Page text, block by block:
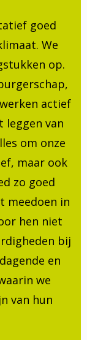
goed
We
op.
actief
leggen van
om onze
maar ook
zo goed
meedoen in
hen niet
bij
en
we
van hun